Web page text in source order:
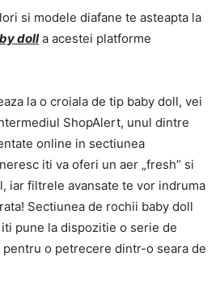
si modele diafane te asteapta la
dolla acestei platforme
la o croiala de tip baby doll, vei
ShopAlert, unul dintre
online in sectiunea
iti va oferi un aer „fresh” si
iar filtrele avansate te vor indruma
Sectiunea de rochii baby doll
pune la dispozitie o serie de
o petrecere dintr-o seara de